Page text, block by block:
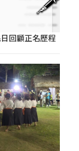
回顧正名歷程